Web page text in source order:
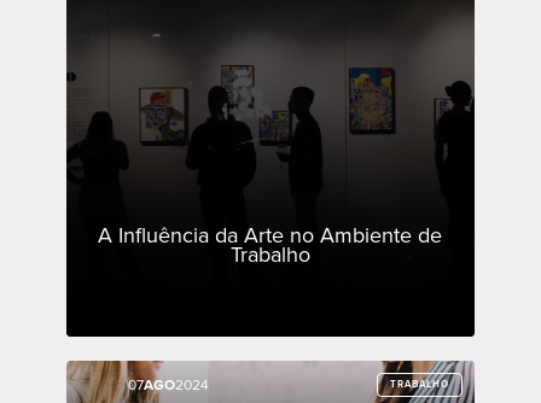
A Influência da Arte no Ambiente de
Trabalho
07AGO2024 TRABALHO
07AGO2024 TRABALHO